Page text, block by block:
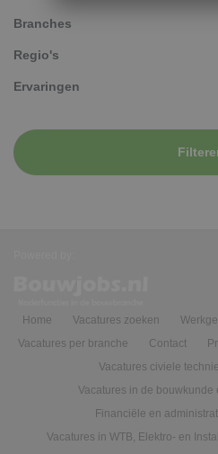
Branches
Regio's
Ervaringen
Home Vacatures zoeken
Vacatures per branche
Contact
Vacatures civiele
Vacatures in de bouwkunde
Financiële en
Vacatures in WTB, Elektro- en